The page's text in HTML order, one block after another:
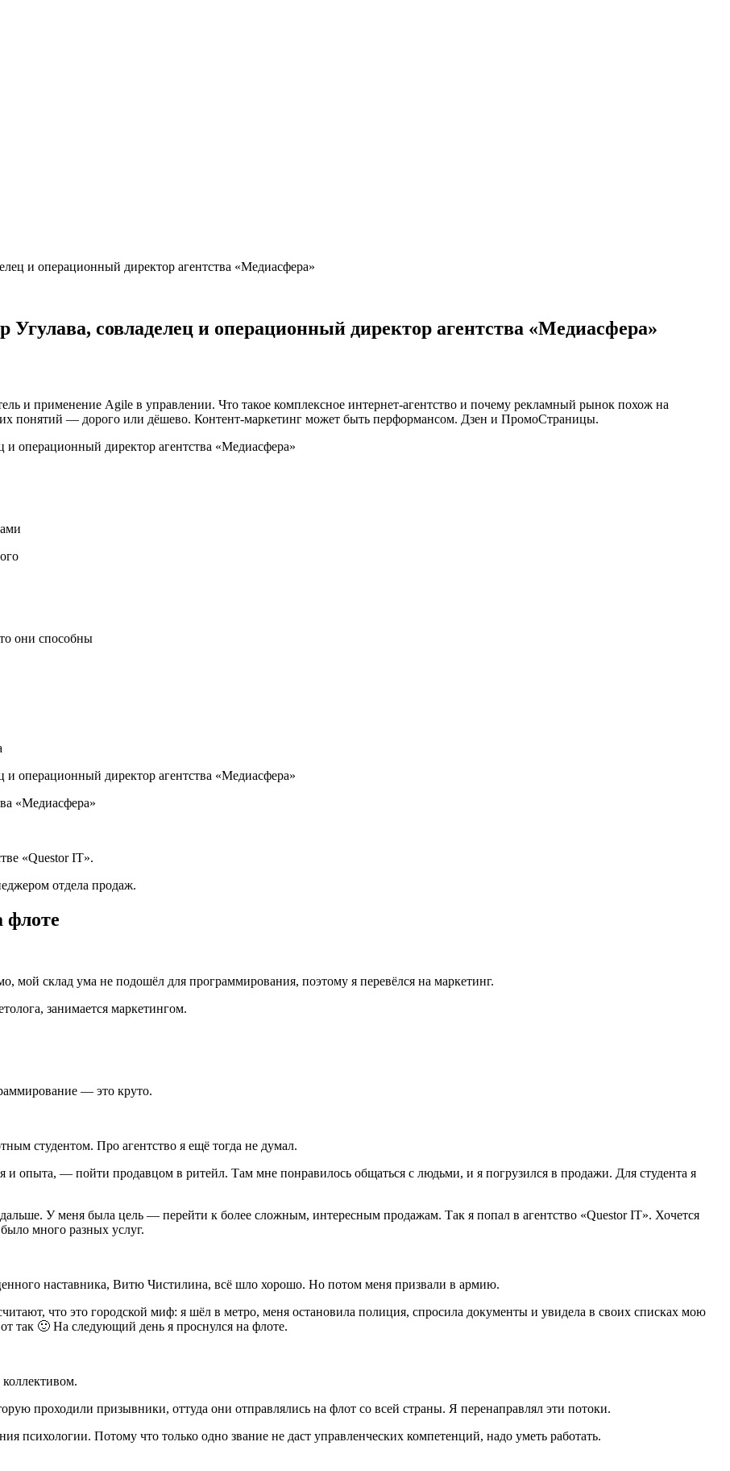
и операционный директор агентства «Медиасфера»
совладелец и операционный директор агентства «Медиасфера»
и применение Agile в управлении. Что такое комплексное интернет-агентство и почему рекламный рынок похож на
понятий — дорого или дёшево. Контент-маркетинг может быть перформансом. Дзен и ПромоСтраницы.
они способны
«Медиасфера»
«Questor IT».
отдела продаж.
флоте
мой склад ума не подошёл для программирования, поэтому я перевёлся на маркетинг.
занимается маркетингом.
— это круто.
студентом. Про агентство я ещё тогда не думал.
и опыта, — пойти продавцом в ритейл. Там мне понравилось общаться с людьми, и я погрузился в продажи. Для студента я
У меня была цель — перейти к более сложным, интересным продажам. Так я попал в агентство «Questor IT». Хочется
много разных услуг.
наставника, Витю Чистилина, всё шло хорошо. Но потом меня призвали в армию.
что это городской миф: я шёл в метро, меня остановила полиция, спросила документы и увидела в своих списках мою
так 🙂 На следующий день я проснулся на флоте.
проходили призывники, оттуда они отправлялись на флот со всей страны. Я перенаправлял эти потоки.
психологии. Потому что только одно звание не даст управленческих компетенций, надо уметь работать.